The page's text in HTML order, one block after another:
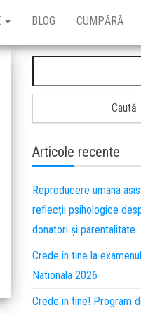
BLOG CUMPĂRĂ
Articole recente
Reproducere umana
reflecții psihologice
donatori și parentalitate
Crede în tine la
Nationala 2026
Crede in tine! Program